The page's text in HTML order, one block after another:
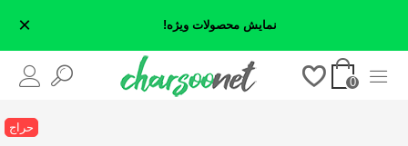
نمایش محصولات ویژه! ×
0
حراج